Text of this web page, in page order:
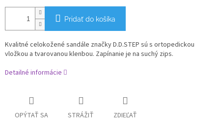
Pridať do košíka
Kvalitné celokožené sandále značky D.D.STEP sú s ortopedickou
vložkou a tvarovanou klenbou. Zapínanie je na suchý zips.
Detailné informácie
OPÝTAŤ SA STRÁŽIŤ ZDIEĽAŤ